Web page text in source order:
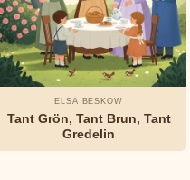
ELSA BESKOW
Tant Grön, Tant Brun, Tant
Gredelin